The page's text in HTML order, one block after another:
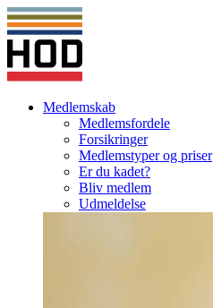
Medlemskab
Medlemsfordele
Forsikringer
Medlemstyper og priser
Er du kadet?
Bliv medlem
Udmeldelse